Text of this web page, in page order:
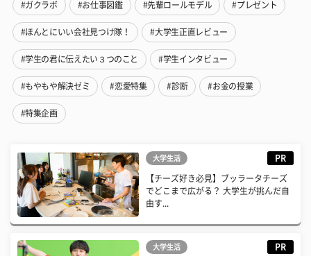
#ガクラボ #お仕事図鑑 #先輩ロールモデル #プレゼント
#ほんとにいい会社見つけ隊！ #大学生正直レビュー
#学生の君に伝えたい３つのこと #学生インタビュー
#もやもや解決ゼミ #恋愛特集 #診断 #お金の授業
#特集企画
大学生活 PR
【チーズ好き必見】ブッラータチーズ
でどこまで広がる？ 大学生が挑んだ自
由す...
大学生活 PR